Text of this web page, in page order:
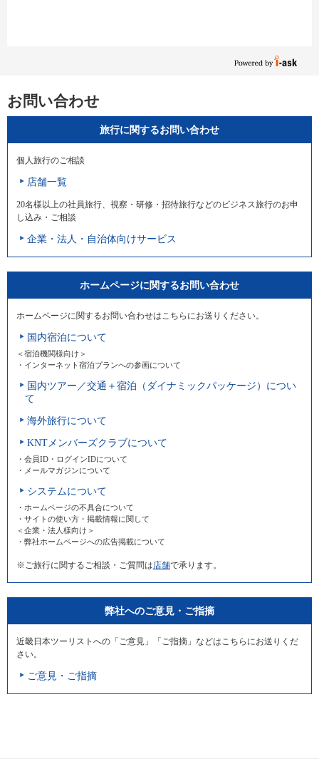
お問い合わせ
旅行に関するお問い合わせ
個人旅行のご相談
店舗一覧
20名様以上の社員旅行、視察・研修・招待旅行などのビジネス旅行のお申
し込み・ご相談
企業・法人・自治体向けサービス
ホームページに関するお問い合わせ
ホームページに関するお問い合わせはこちらにお送りください。
国内宿泊について
＜宿泊機関様向け＞
・インターネット宿泊プランへの参画について
国内ツアー／交通＋宿泊（ダイナミックパッケージ）につい
て
海外旅行について
KNTメンバーズクラブについて
・会員ID・ログインIDについて
・メールマガジンについて
システムについて
・ホームページの不具合について
・サイトの使い方・掲載情報に関して
＜企業・法人様向け＞
・弊社ホームページへの広告掲載について
※ご旅行に関するご相談・ご質問は 店舗で承ります。
弊社へのご意見・ご指摘
近畿日本ツーリストへの「ご意見」「ご指摘」などはこちらにお送りくだ
さい。
ご意見・ご指摘